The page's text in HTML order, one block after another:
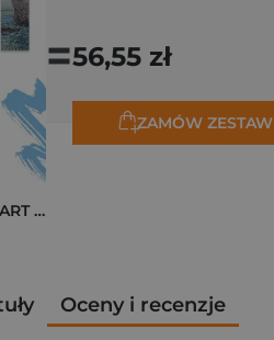
Pakiet zakładek ART Monet
=56,55 zł
ZAMÓW ZESTAW
Oceny i recenzje